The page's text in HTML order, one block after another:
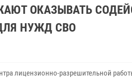
ОКАЗЫВАТЬ
НУЖД СВО
лицензионно-разрешительной